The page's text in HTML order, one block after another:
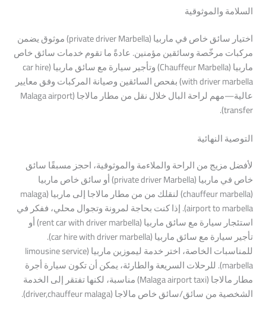
السلامةوالموثوقية
اختيارسائقخاصفيماربيا(private
driverMarbella) موثوقيضمن
مركباتمرخّصةوسائقينمؤمنين.عادةًما تقومخدماتسائقخاص
ماربيا(Chauffeur
Marbella) وتأجيرسيارةمعسائقماربيا(car
hire
withdrivermarbella) بفحصالسائقينوصيانةالمركباتوفقمعايير
عالية—مهملراحةالبالخلالنقلمنمطارمالاجا(Malaga
airport
transfer)
.
التوصيةالنهائية
لأفضلمزيجمنالراحةوالملاءمةوالموثوقية،احجزمسبقًاسائق
خاصفيماربيا(private
driverMarbella) أوسائقخاصماربيا
marbella) لنقلكمنمنمطارمالاجاإلىماربيا(malaga
airport tomarbella)
.إذا كنتبحاجةلمرونةوتجوال محلي،ففكرفي
استئجارسيارةمعسائقماربيا(rent
carwithdrivermarbella)
أو
تأجيرسيارةمعسائقماربيا(car
hirewithdrivermarbella)
.
للمناسباتالخاصة،اخترخدمةليموزينماربيا(limousine
service
marbella)
.للرحلاتالسريعةوالطارئة،يمكنأنتكونسيارةأجرة
مطارمالاجا(Malaga
airporttaxi) مناسبة،لكنهاتفتقرإلىالخدمة
الشخصيةمنسائق/سائقخاصمالاجا(driver,chauffeur
malaga)
.